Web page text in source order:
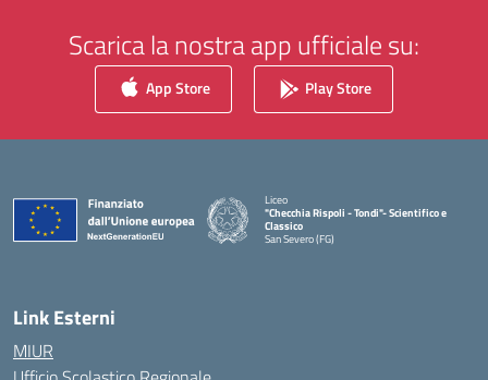
Scarica la nostra app ufficiale su:
App Store Play Store
Liceo
"Checchia Rispoli - Tondi"- Scientifico e
Classico
San Severo (FG)
Link Esterni
MIUR